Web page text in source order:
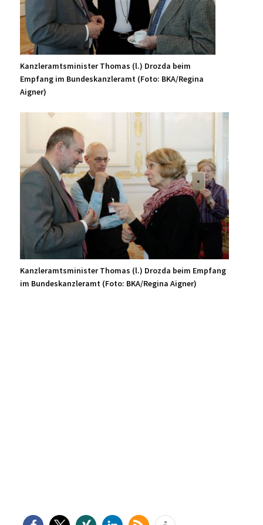
Kanzleramtsminister Thomas (l.) Drozda beim
Empfang im Bundeskanzleramt (Foto: BKA/Regina
Aigner)
Kanzleramtsminister Thomas (l.) Drozda beim Empfang
im Bundeskanzleramt (Foto: BKA/Regina Aigner)